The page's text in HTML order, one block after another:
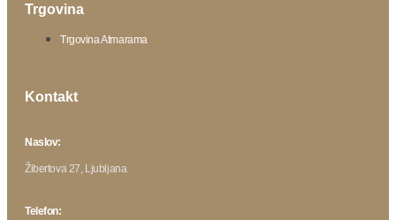
Trgovina
Trgovina Atmarama
Kontakt
Naslov:
Žibertova 27, Ljubljana
Telefon: